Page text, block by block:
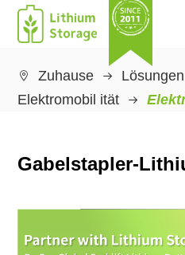
 Zuhause
Lösungen
Elektromobil ität
Gabelstapler-